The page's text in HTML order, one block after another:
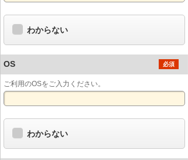
わからない
OS 必須
ご利用のOSをご入力ください。
わからない